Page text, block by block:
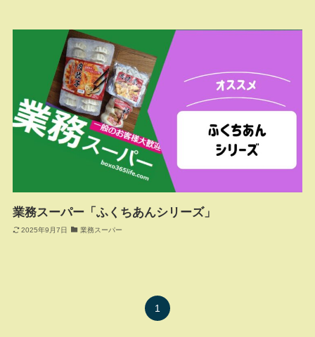
業務スーパー「ふくちあんシリーズ」
2025年9月7日 業務スーパー
1